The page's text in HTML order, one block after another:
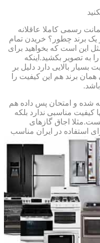
رسمی کاملا عاقلانه
یک برند چطور؟ خریدن تمام
این است که بخواهید برای
به تصویر بکشید.اینکه
بالایی دارد دلیل بر
برند هم این کیفیت را
شده و امتحان پس داده هم
کیفیت مناسبی ندارد بلکه
اجاق گازهای
استفاده در ایران مناسب